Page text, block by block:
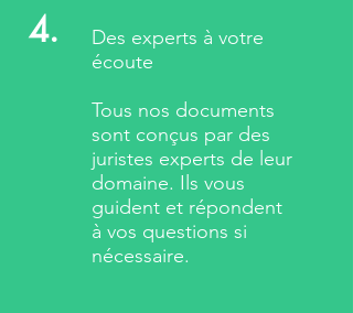
4.
Des experts à votre
écoute
Tous nos documents
sont conçus par des
juristes experts de leur
domaine. Ils vous
guident et répondent
à vos questions si
nécessaire.